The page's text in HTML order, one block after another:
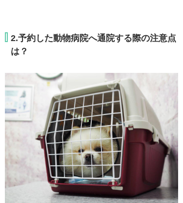
2.予約した動物病院へ通院する際の注意点
は？